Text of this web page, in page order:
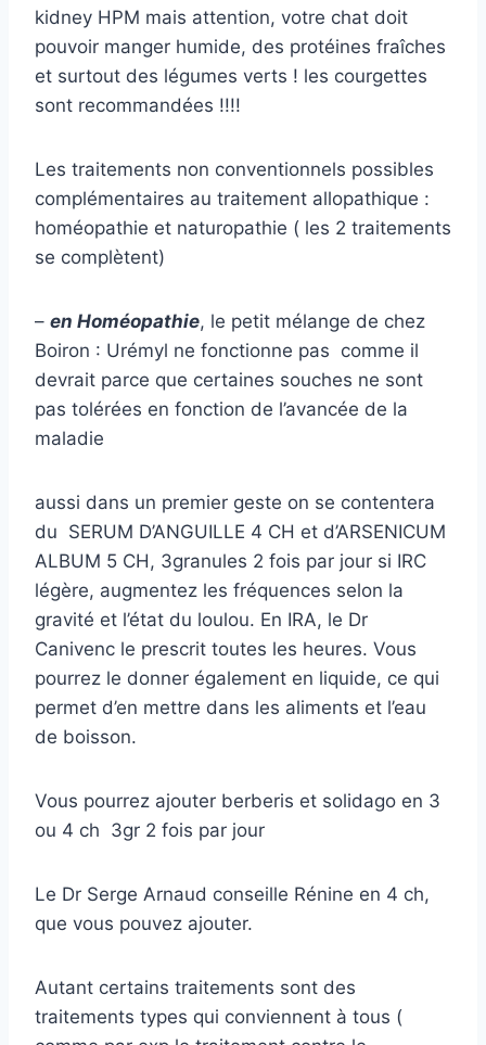
kidney HPM mais attention, votre chat doit
pouvoir manger humide, des protéines fraîches
et surtout des légumes verts ! les courgettes
sont recommandées !!!!
Les traitements non conventionnels possibles
complémentaires au traitement allopathique :
homéopathie et naturopathie ( les 2 traitements
se complètent)
– en Homéopathie, le petit mélange de chez
Boiron : Urémyl ne fonctionne pas comme il
devrait parce que certaines souches ne sont
pas tolérées en fonction de l’avancée de la
maladie
aussi dans un premier geste on se contentera
du SERUM D’ANGUILLE 4 CH et d’ARSENICUM
ALBUM 5 CH, 3granules 2 fois par jour si IRC
légère, augmentez les fréquences selon la
gravité et l’état du loulou. En IRA, le Dr
Canivenc le prescrit toutes les heures. Vous
pourrez le donner également en liquide, ce qui
permet d’en mettre dans les aliments et l’eau
de boisson.
Vous pourrez ajouter berberis et solidago en 3
ou 4 ch 3gr 2 fois par jour
Le Dr Serge Arnaud conseille Rénine en 4 ch,
que vous pouvez ajouter.
Autant certains traitements sont des
traitements types qui conviennent à tous (